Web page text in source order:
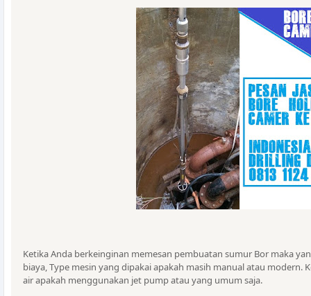
Ketika Anda berkeinginan memesan pembuatan sumur Bor maka
biaya, Type mesin yang dipakai apakah masih manual atau modern.
air apakah menggunakan jet pump atau yang umum saja.